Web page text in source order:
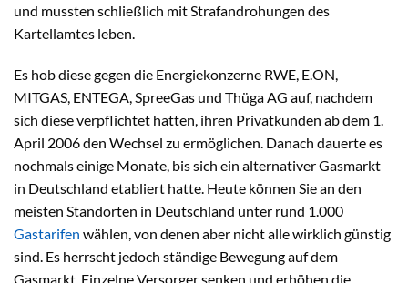
und mussten schließlich mit Strafandrohungen des
Kartellamtes leben.
Es hob diese gegen die Energiekonzerne RWE, E.ON,
MITGAS, ENTEGA, SpreeGas und Thüga AG auf, nachdem
sich diese verpflichtet hatten, ihren Privatkunden ab dem 1.
April 2006 den Wechsel zu ermöglichen. Danach dauerte es
nochmals einige Monate, bis sich ein alternativer Gasmarkt
in Deutschland etabliert hatte. Heute können Sie an den
meisten Standorten in Deutschland unter rund 1.000
Gastarifen wählen, von denen aber nicht alle wirklich günstig
sind. Es herrscht jedoch ständige Bewegung auf dem
Gasmarkt. Einzelne Versorger senken und erhöhen die